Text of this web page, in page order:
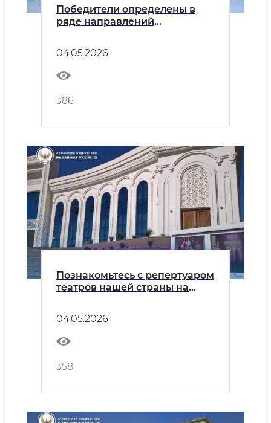
Победители определены в
ряде направлений
«Бойсун бахори».
04.05.2026
386
Познакомьтесь с репертуаром
театров нашей страны на
04.05.2026
358